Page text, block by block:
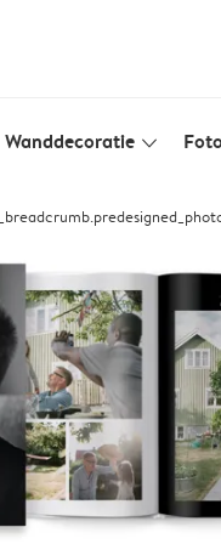
Wanddecoratie slim_arrow_down